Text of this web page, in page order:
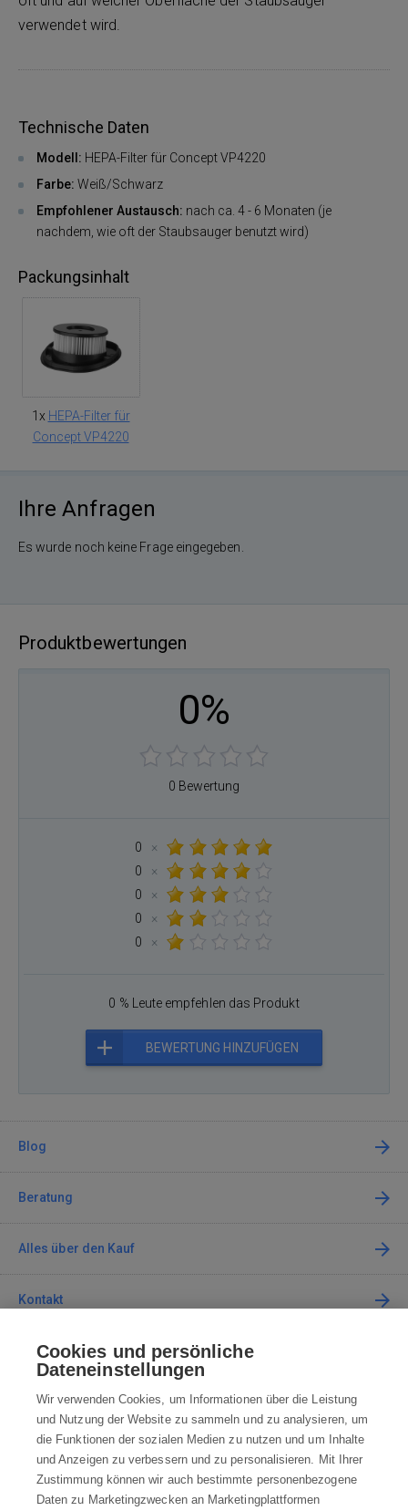
verwendet wird.
Technische Daten
Modell: HEPA-Filter für Concept VP4220
Farbe: Weiß/Schwarz
Empfohlener Austausch: nach ca. 4 - 6 Monaten (je
nachdem, wie oft der Staubsauger benutzt wird)
Packungsinhalt
1x HEPA-Filter für
Concept VP4220
Ihre Anfragen
Es wurde noch keine Frage eingegeben.
Produktbewertungen
0%
0 Bewertung
0
×
0
×
0
×
0
×
0
×
0 % Leute empfehlen das Produkt
BEWERTUNG HINZUFÜGEN
Blog
Beratung
Alles über den Kauf
Kontakt
Kontaktieren Sie uns
info@robotworld.de
+49 25 197 159 962 Mo-Fr 8:00—16:00 Uhr
ALLE KONTAKTE
Cookies und persönliche
Dateneinstellungen
Wir verwenden Cookies, um Informationen über die Leistung
und Nutzung der Website zu sammeln und zu analysieren, um
die Funktionen der sozialen Medien zu nutzen und um Inhalte
und Anzeigen zu verbessern und zu personalisieren. Mit Ihrer
Zustimmung können wir auch bestimmte personenbezogene
Daten zu Marketingzwecken an Marketingplattformen